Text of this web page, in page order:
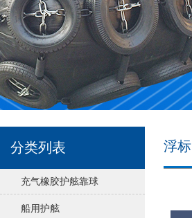
分类列表
充气橡胶护舷靠球
船用护舷
浮标